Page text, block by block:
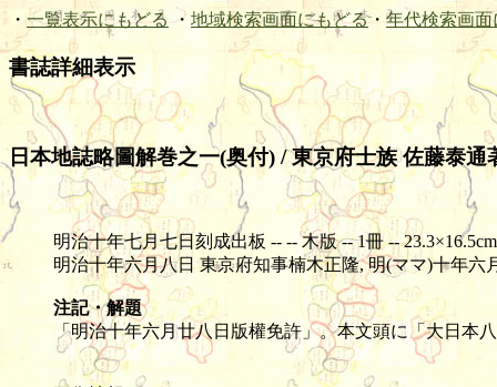
・ 一覧表示にもどる ・ 地域検索画面にもどる・ 年代検索画面
書誌詳細表示
日本地誌略圖解巻之一(奥付) / 東京府士族 佐藤泰通
明治十年七月七日刻成出板 -- -- 木版 -- 1冊 -- 23.3×16.5cm
明治十年六月八日 東京府知事楠木正隆, 明(ママ)十年六
注記・解題
「明治十年六月廿八日版權免許」。本文頭に「大日本